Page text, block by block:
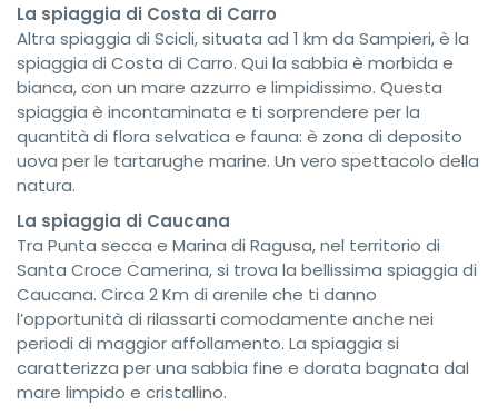
La spiaggia di Costa di Carro
Altra spiaggia di Scicli, situata ad 1 km da Sampieri, è la
spiaggia di Costa di Carro. Qui la sabbia è morbida e
bianca, con un mare azzurro e limpidissimo. Questa
spiaggia è incontaminata e ti sorprendere per la
quantità di flora selvatica e fauna: è zona di deposito
uova per le tartarughe marine. Un vero spettacolo della
natura.
La spiaggia di Caucana
Tra Punta secca e Marina di Ragusa, nel territorio di
Santa Croce Camerina, si trova la bellissima spiaggia di
Caucana. Circa 2 Km di arenile che ti danno
l’opportunità di rilassarti comodamente anche nei
periodi di maggior affollamento. La spiaggia si
caratterizza per una sabbia fine e dorata bagnata dal
mare limpido e cristallino.